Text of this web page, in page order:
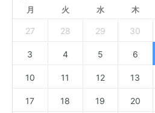
月 火 水 木
27 28 29 30
3 4 5 6
10 11 12 13
17 18 19 20